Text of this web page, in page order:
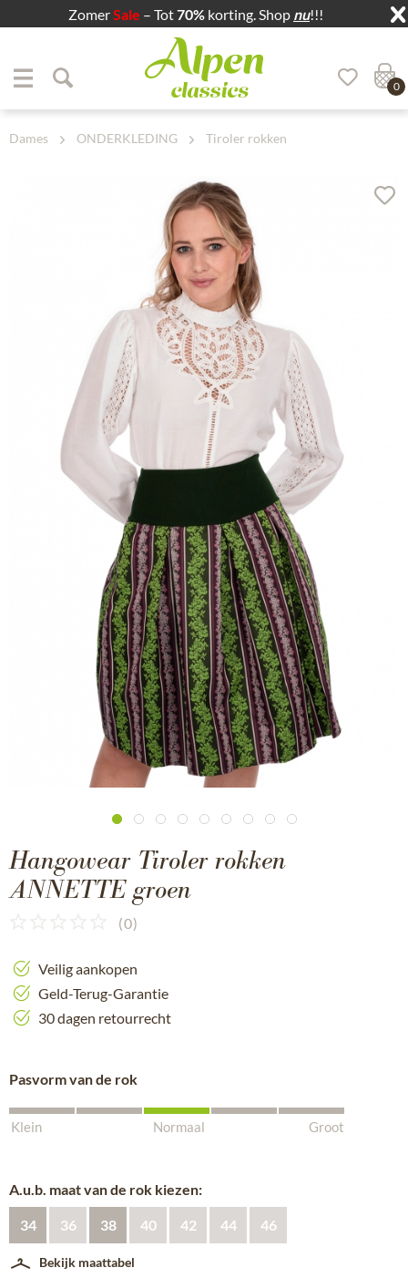
ZomerSale – Tot70% korting. Shop nu!!!
Zum Hauptbereich springen
0
Dames ONDERKLEDING Tiroler rokken
Hangowear Tiroler rokken
ANNETTE groen
(0)
Veilig aankopen
Geld-Terug-Garantie
30 dagen retourrecht
Pasvorm van de rok
Klein Normaal Groot
A.u.b. maat van de rok kiezen:
34 36 38 40 42 44 46
Bekijk maattabel